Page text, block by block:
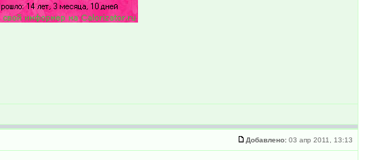
Добавлено: 03 апр 2011, 13:13